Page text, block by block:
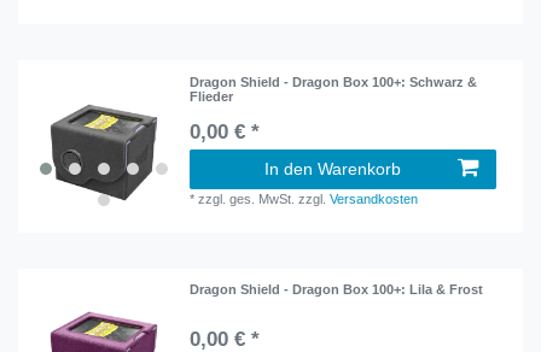
Dragon Shield - Dragon Box 100+: Schwarz &
Flieder
0,00 € *
In den Warenkorb
*zzgl. ges. MwSt. zzgl.Versandkosten
Dragon Shield - Dragon Box 100+: Lila & Frost
0,00 € *